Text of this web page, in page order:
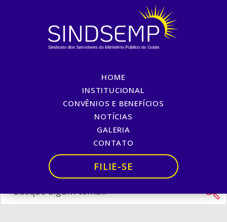
HOME
INSTITUCIONAL
CONVÊNIOS E BENEFÍCIOS
NOTÍCIAS
GALERIA
CONTATO
FILIE-SE
Corrida REAJA!